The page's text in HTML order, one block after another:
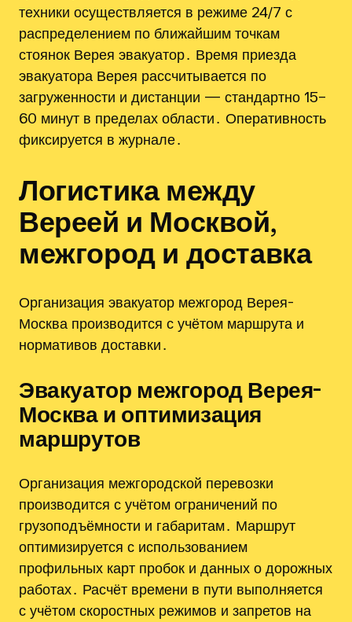
техники осуществляется в режиме 24/7 с
распределением по ближайшим точкам
стоянок Верея эвакуатор․ Время приезда
эвакуатора Верея рассчитывается по
загруженности и дистанции — стандартно 15–
60 минут в пределах области․ Оперативность
фиксируется в журнале․
Логистика между
Вереей и Москвой,
межгород и доставка
Организация эвакуатор межгород Верея-
Москва производится с учётом маршрута и
нормативов доставки․
Эвакуатор межгород Верея-
Москва и оптимизация
маршрутов
Организация межгородской перевозки
производится с учётом ограничений по
грузоподъёмности и габаритам․ Маршрут
оптимизируется с использованием
профильных карт пробок и данных о дорожных
работах․ Расчёт времени в пути выполняется
с учётом скоростных режимов и запретов на